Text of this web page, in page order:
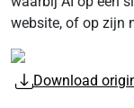
website, of op zijn
Download